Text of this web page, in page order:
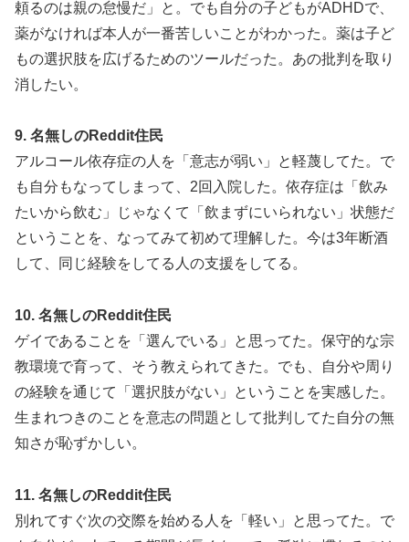
頼るのは親の怠慢だ」と。でも自分の子どもがADHDで、
薬がなければ本人が一番苦しいことがわかった。薬は子ど
もの選択肢を広げるためのツールだった。あの批判を取り
消したい。
9. 名無しのReddit住民
アルコール依存症の人を「意志が弱い」と軽蔑してた。で
も自分もなってしまって、2回入院した。依存症は「飲み
たいから飲む」じゃなくて「飲まずにいられない」状態だ
ということを、なってみて初めて理解した。今は3年断酒
して、同じ経験をしてる人の支援をしてる。
10. 名無しのReddit住民
ゲイであることを「選んでいる」と思ってた。保守的な宗
教環境で育って、そう教えられてきた。でも、自分や周り
の経験を通じて「選択肢がない」ということを実感した。
生まれつきのことを意志の問題として批判してた自分の無
知さが恥ずかしい。
11. 名無しのReddit住民
別れてすぐ次の交際を始める人を「軽い」と思ってた。で